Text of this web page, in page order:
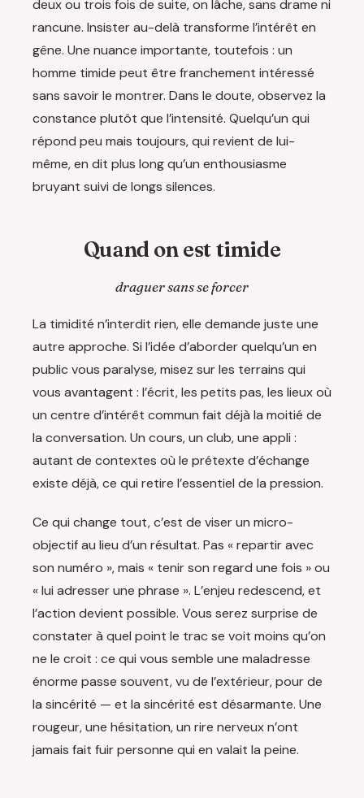
deux ou trois fois de suite, on lâche, sans drame ni
rancune. Insister au-delà transforme l’intérêt en
gêne. Une nuance importante, toutefois : un
homme timide peut être franchement intéressé
sans savoir le montrer. Dans le doute, observez la
constance plutôt que l’intensité. Quelqu’un qui
répond peu mais toujours, qui revient de lui-
même, en dit plus long qu’un enthousiasme
bruyant suivi de longs silences.
Quand on est timide
draguer sans se forcer
La timidité n’interdit rien, elle demande juste une
autre approche. Si l’idée d’aborder quelqu’un en
public vous paralyse, misez sur les terrains qui
vous avantagent : l’écrit, les petits pas, les lieux où
un centre d’intérêt commun fait déjà la moitié de
la conversation. Un cours, un club, une appli :
autant de contextes où le prétexte d’échange
existe déjà, ce qui retire l’essentiel de la pression.
Ce qui change tout, c’est de viser un micro-
objectif au lieu d’un résultat. Pas « repartir avec
son numéro », mais « tenir son regard une fois » ou
« lui adresser une phrase ». L’enjeu redescend, et
l’action devient possible. Vous serez surprise de
constater à quel point le trac se voit moins qu’on
ne le croit : ce qui vous semble une maladresse
énorme passe souvent, vu de l’extérieur, pour de
la sincérité — et la sincérité est désarmante. Une
rougeur, une hésitation, un rire nerveux n’ont
jamais fait fuir personne qui en valait la peine.